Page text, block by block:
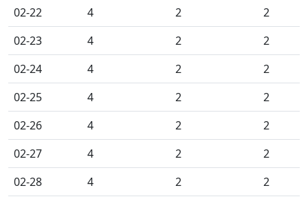
02-22 4 2
2
02-23
4 2
2
02-24
4 2
2
02-25
4 2
2
02-26
4 2
2
02-27
4 2
2
02-28
4 2 2